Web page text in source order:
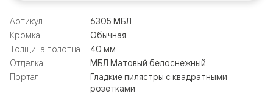
Артикул
6305 МБЛ
Кромка
Обычная
Толщина полотна
40 мм
Отделка
МБЛ Матовый белоснежный
Портал
Гладкие пилястры с квадратными
розетками